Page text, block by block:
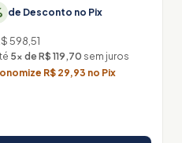
de Desconto no Pix
598,51
5× de R$ 119,70 sem juros
R$ 29,93 no Pix